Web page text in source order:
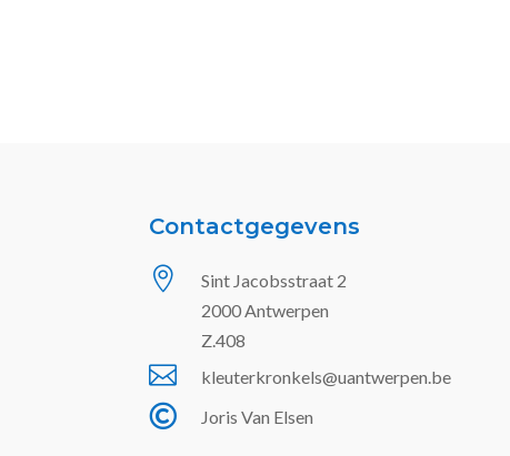
Contactgegevens

Sint Jacobsstraat 2
2000 Antwerpen
Z.408
 kleuterkronkels@uantwerpen.be
 Joris Van Elsen